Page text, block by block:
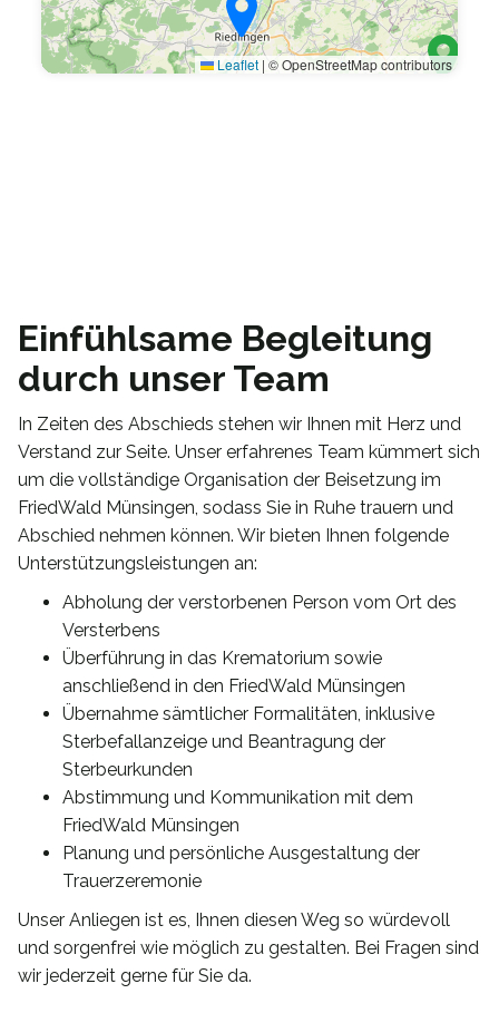
Leaflet | © OpenStreetMap contributors
Einfühlsame Begleitung
durch unser Team
In Zeiten des Abschieds stehen wir Ihnen mit Herz und
Verstand zur Seite. Unser erfahrenes Team kümmert sich
um die vollständige Organisation der Beisetzung im
FriedWald Münsingen, sodass Sie in Ruhe trauern und
Abschied nehmen können. Wir bieten Ihnen folgende
Unterstützungsleistungen an:
Abholung der verstorbenen Person vom Ort des
Versterbens
Überführung in das Krematorium sowie
anschließend in den FriedWald Münsingen
Übernahme sämtlicher Formalitäten, inklusive
Sterbefallanzeige und Beantragung der
Sterbeurkunden
Abstimmung und Kommunikation mit dem
FriedWald Münsingen
Planung und persönliche Ausgestaltung der
Trauerzeremonie
Unser Anliegen ist es, Ihnen diesen Weg so würdevoll
und sorgenfrei wie möglich zu gestalten. Bei Fragen sind
wir jederzeit gerne für Sie da.